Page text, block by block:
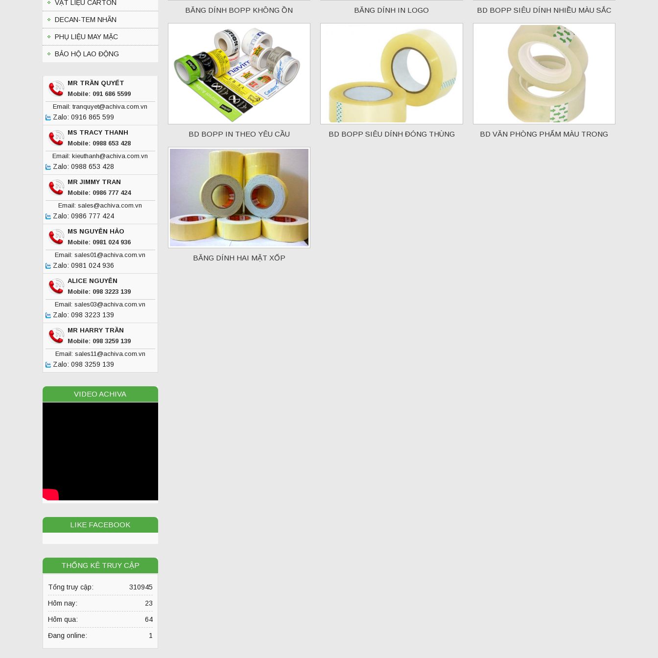
BĂNG DÍNH BOPP KHÔNG ỒN BĂNG DÍNH IN LOGO BD BOPP SIÊU DÍNH NHIỀU MÀU SẮC
BD BOPP IN THEO YÊU CẦU BD BOPP SIÊU DÍNH ĐÓNG THÙNG BD VĂN PHÒNG PHẨM MÀU TRONG
BĂNG DÍNH HAI MẶT XỐP
VẬT LIỆU CARTON
DECAN-TEM NHÃN
PHỤ LIỆU MAY MẶC
BẢO HỘ LAO ĐỘNG
MR TRẦN QUYẾT
Mobile: 091 686 5599
Email: tranquyet@achiva.com.vn
Zalo: 0916 865 599
MS TRACY THANH
Mobile: 0988 653 428
Email: kieuthanh@achiva.com.vn
Zalo: 0988 653 428
MR JIMMY TRAN
Mobile: 0986 777 424
Email: sales@achiva.com.vn
Zalo: 0986 777 424
MS NGUYỄN HẢO
Mobile: 0981 024 936
Email: sales01@achiva.com.vn
Zalo: 0981 024 936
ALICE NGUYỄN
Mobile: 098 3223 139
Email: sales03@achiva.com.vn
Zalo: 098 3223 139
MR HARRY TRẦN
Mobile: 098 3259 139
Email: sales11@achiva.com.vn
Zalo: 098 3259 139
VIDEO ACHIVA
LIKE FACEBOOK
THỐNG KÊ TRUY CẬP
310945
Tổng truy cập:
23
Hôm nay:
64
Hôm qua:
1
Đang online: